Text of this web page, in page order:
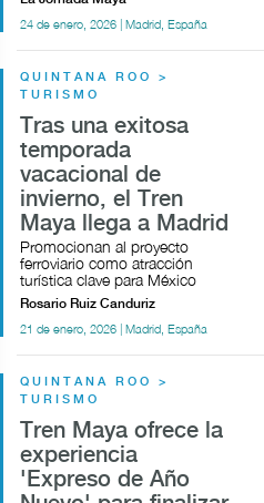
24 de enero, 2026 | Madrid, España
QUINTANA ROO >
TURISMO
Tras una exitosa
temporada
vacacional de
invierno, el Tren
Maya llega a Madrid
Promocionan al proyecto
ferroviario como atracción
turística clave para México
Rosario Ruiz Canduriz
21 de enero, 2026 | Madrid, España
QUINTANA ROO >
TURISMO
Tren Maya ofrece la
experiencia
'Expreso de Año